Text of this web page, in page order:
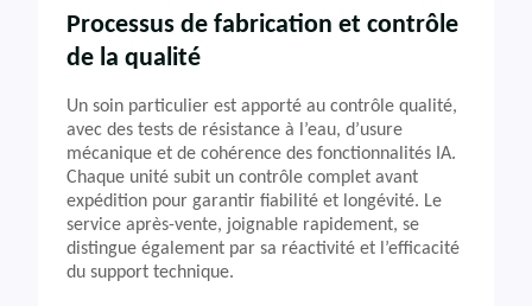
Processus de fabrication et contrôle
de la qualité
Un soin particulier est apporté au contrôle qualité,
avec des tests de résistance à l’eau, d’usure
mécanique et de cohérence des fonctionnalités IA.
Chaque unité subit un contrôle complet avant
expédition pour garantir fiabilité et longévité. Le
service après-vente, joignable rapidement, se
distingue également par sa réactivité et l’efficacité
du support technique.